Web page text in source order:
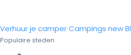
Verhuur je camperCampings new
Populaire steden